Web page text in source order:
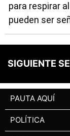
para respirar
pueden ser
SIGUIENTE
PAUTA AQUÍ
POLÍTICA